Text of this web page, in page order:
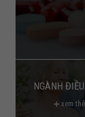
NGÀNH
xem